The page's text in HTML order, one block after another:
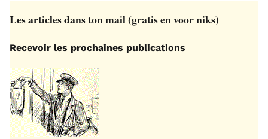
Les articles dans ton mail (gratis en voor niks)
Recevoir les prochaines publications